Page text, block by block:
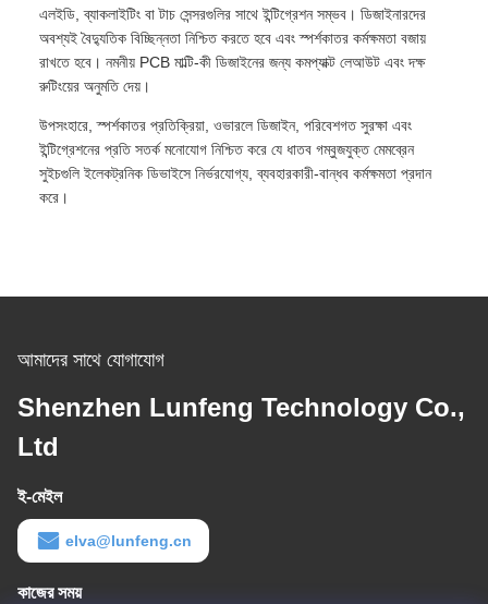
এলইডি, ব্যাকলাইটিং বা টাচ সেন্সরগুলির সাথে ইন্টিগ্রেশন সম্ভব। ডিজাইনারদের
অবশ্যই বৈদ্যুতিক বিচ্ছিন্নতা নিশ্চিত করতে হবে এবং স্পর্শকাতর কর্মক্ষমতা বজায়
রাখতে হবে। নমনীয় PCB মাল্টি-কী ডিজাইনের জন্য কমপ্যাক্ট লেআউট এবং দক্ষ
রুটিংয়ের অনুমতি দেয়।
উপসংহারে, স্পর্শকাতর প্রতিক্রিয়া, ওভারলে ডিজাইন, পরিবেশগত সুরক্ষা এবং
ইন্টিগ্রেশনের প্রতি সতর্ক মনোযোগ নিশ্চিত করে যে ধাতব গম্বুজযুক্ত মেমব্রেন
সুইচগুলি ইলেকট্রনিক ডিভাইসে নির্ভরযোগ্য, ব্যবহারকারী-বান্ধব কর্মক্ষমতা প্রদান
করে।
আমাদের সাথে যোগাযোগ
Shenzhen Lunfeng Technology Co.,
Ltd
ই-মেইল
elva@lunfeng.cn
কাজের সময়